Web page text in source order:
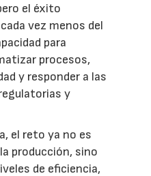
el éxito
vez menos del
para
procesos,
y responder a las
y
el reto ya no es
producción, sino
de eficiencia,